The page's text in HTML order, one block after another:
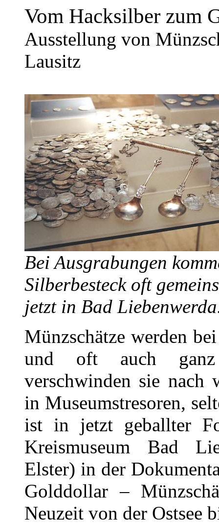
Vom Hacksilber zum
Ausstellung von
Lausitz
Bei Ausgrabungen
Silberbesteck oft
jetzt in Bad
Münzschätze werden
und oft auch
verschwinden sie nach
in Museumstresoren,
ist in jetzt geballter
Kreismuseum Bad
Elster) in der
Golddollar –
Neuzeit von der Ostsee